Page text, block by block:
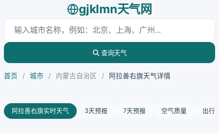
gjklmn天气网
查询天气
首页 / 城市 / 内蒙古自治区 / 阿拉善右旗天气详情
阿拉善右旗实时天气 3天预报 7天预报 空气质量 出行